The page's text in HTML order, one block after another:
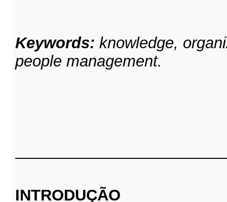
Keywords: knowledge,
people management.
INTRODUÇÃO